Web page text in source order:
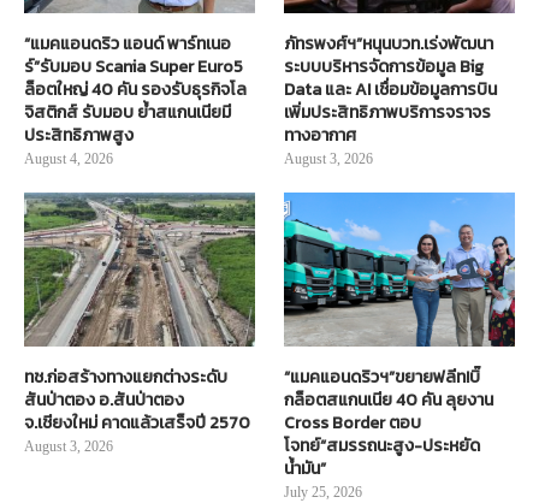
“แมคแอนดริว แอนด์ พาร์ทเนอ
ร์”รับมอบ Scania Super Euro5
ล็อตใหญ่ 40 คัน รองรับธุรกิจโล
จิสติกส์ รับมอบ ย้ำสแกนเนียมี
ประสิทธิภาพสูง
August 4, 2026
ภัทรพงศ์ฯ”หนุนบวท.เร่งพัฒนา
ระบบบริหารจัดการข้อมูล Big
Data และ AI เชื่อมข้อมูลการบิน
เพิ่มประสิทธิภาพบริการจราจร
ทางอากาศ
August 3, 2026
ทช.ก่อสร้างทางแยกต่างระดับ
สันป่าตอง อ.สันป่าตอง
จ.เชียงใหม่ คาดแล้วเสร็จปี 2570
August 3, 2026
“แมคแอนดริวฯ”ขยายฟลีท!บิ๊
กล็อตสแกนเนีย 40 คัน ลุยงาน
Cross Border ตอบ
โจทย์“สมรรถนะสูง-ประหยัด
น้ำมัน”
July 25, 2026